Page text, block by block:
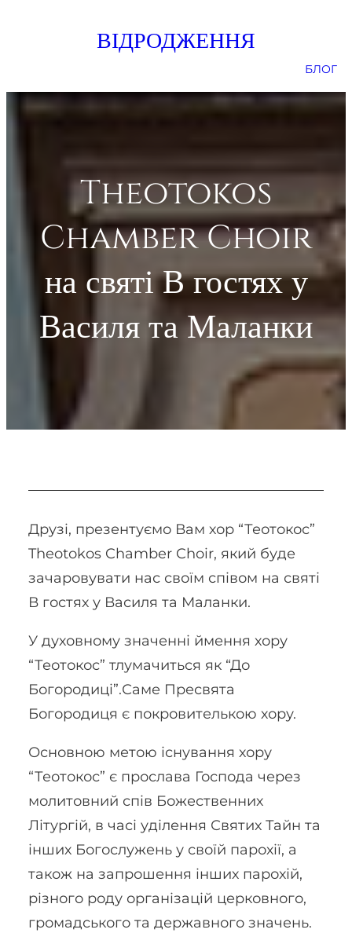
ВІДРОДЖЕННЯ
БЛОГ
Theotokos
Chamber Choir
на святі В гостях у
Василя та Маланки
Друзі, презентуємо Вам хор “Теотокос”
Theotokos Chamber Choir, який буде
зачаровувати нас своїм співом на святі
В гостях у Василя та Маланки.
У духовному значенні ймення хору
“Теотокос” тлумачиться як “До
Богородиці”.Саме Пресвята
Богородиця є покровителькою хору.
Основною метою існування хору
“Теотокос” є прослава Господа через
молитовний спів Божественних
Літургій, в часі уділення Святих Тайн та
інших Богослужень у своїй парохії, а
також на запрошення інших парохій,
різного роду організацій церковного,
громадського та державного значень.